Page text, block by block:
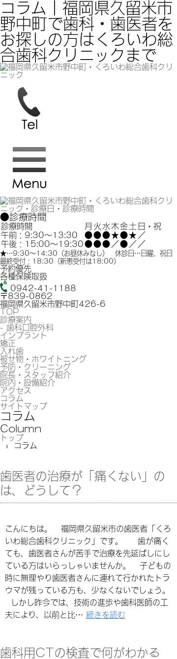
コラム｜福岡県久留米市
野中町で歯科・歯医者を
お探しの方はくろいわ総
合歯科クリニックまで
●診療時間
診療時間 月 火 水木金土 日・祝
午前：9:30～13:30
●●●★●★ ／
午後：15:00～19:30●●● ／ ● ／ ／
★…9:30～14:30（お昼休みなし） 休診日…日曜、祝日
最終受付：18:30（新患受付は18:00）
予約優先
各種保険取扱
0942-41-1188
〒839-0862
福岡県久留米市野中町426-6
TOP
診療案内
- 歯科口腔外科
インプラント
矯正
入れ歯
被せ物・ホワイトニング
予防・クリーニング
院長・スタッフ紹介
院内・設備紹介
アクセス
コラム
サイトマップ
コラム
Column
トップ
› コラム
歯医者の治療が「痛くない」の
は、どうして？
こんにちは。 福岡県久留米市の歯医者「くろ
いわ総合歯科クリニック」です。 歯が痛く
ても、歯医者さんが苦手で治療を先延ばしにし
ている方はいらっしゃいませんか。 子どもの
時に無理やり歯医者さんに連れて行かれたトラ
ウマが残っている方も、少なくないでしょう。
しかし昨今では、技術の進歩や歯科医師の工
夫により、以前と比… 続きを読む
歯科用CTの検査で何がわかる